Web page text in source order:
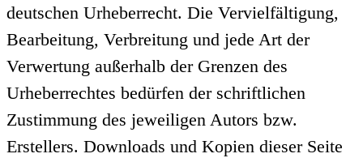
deutschen Urheberrecht. Die Vervielfältigung,
Bearbeitung, Verbreitung und jede Art der
Verwertung außerhalb der Grenzen des
Urheberrechtes bedürfen der schriftlichen
Zustimmung des jeweiligen Autors bzw.
Erstellers. Downloads und Kopien dieser Seite